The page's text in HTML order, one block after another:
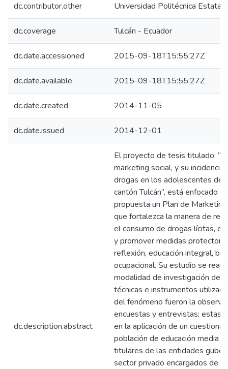
dc.contributor.other Universidad Politécnica Estatal
dc.coverage Tulcán - Ecuador
dc.date.accessioned 2015-09-18T15:55:27Z
dc.date.available 2015-09-18T15:55:27Z
dc.date.created 2014-11-05
dc.date.issued 2014-12-01
dc.description.abstract
El proyecto de tesis titulado:
marketing social, y su
drogas en los adolescentes de
cantón Tulcán”, está enfocado
propuesta un Plan de
que fortalezca la manera de
el consumo de drogas lícitas,
y promover medidas
reflexión, educación integral,
ocupacional. Su estudio se
modalidad de investigación de
técnicas e instrumentos
del fenómeno fueron la
encuestas y entrevistas; estas
en la aplicación de un
población de educación media
titulares de las entidades
sector privado encargados de